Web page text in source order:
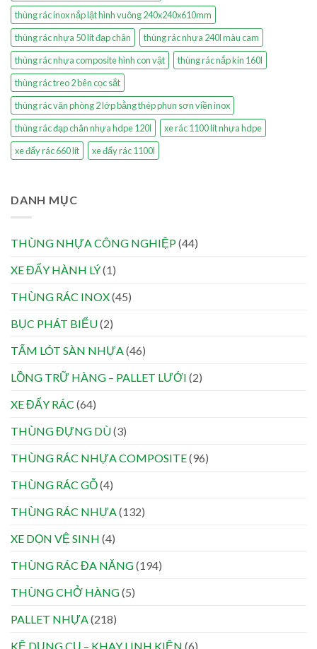
thùng rác inox nắp lật hình vuông 240x240x610mm
thùng rác nhựa 50 lít đạp chân
thùng rác nhựa 240l màu cam
thùng rác nhựa composite hình con vật
thùng rác nắp kín 160l
thùng rác treo 2 bên cọc sắt
thùng rác văn phòng 2 lớp bằng thép phun sơn viền inox
thùng rác đạp chân nhựa hdpe 120l
xe rác 1100 lít nhựa hdpe
xe đẩy rác 660 lít
xe đẩy rác 1100l
DANH MỤC
THÙNG NHỰA CÔNG NGHIỆP(44)
XE ĐẨY HÀNH LÝ(1)
THÙNG RÁC INOX(45)
BỤC PHÁT BIỂU(2)
TẤM LÓT SÀN NHỰA(46)
LỒNG TRỮ HÀNG – PALLET LƯỚI (2)
XE ĐẨY RÁC (64)
THÙNG ĐỰNG DÙ(3)
THÙNG RÁC NHỰA COMPOSITE(96)
THÙNG RÁC GỖ(4)
THÙNG RÁC NHỰA(132)
XE DỌN VỆ SINH (4)
THÙNG RÁC ĐA NĂNG(194)
THÙNG CHỞ HÀNG(5)
PALLET NHỰA(218)
KỆ DỤNG CỤ – KHAY LINH KIỆN (6)